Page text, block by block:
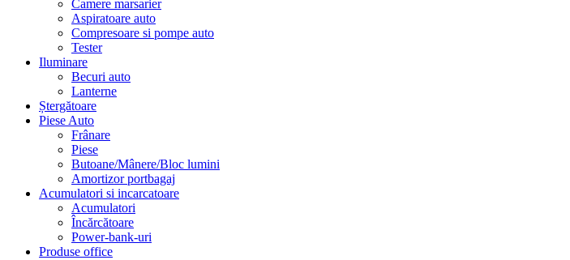
Camere marsarier
Aspiratoare auto
Compresoare si pompe auto
Tester
Iluminare
Becuri auto
Lanterne
Ștergătoare
Piese Auto
Frânare
Piese
Butoane/Mânere/Bloc lumini
Amortizor portbagaj
Acumulatori si incarcatoare
Acumulatori
Încărcătoare
Power-bank-uri
Produse office